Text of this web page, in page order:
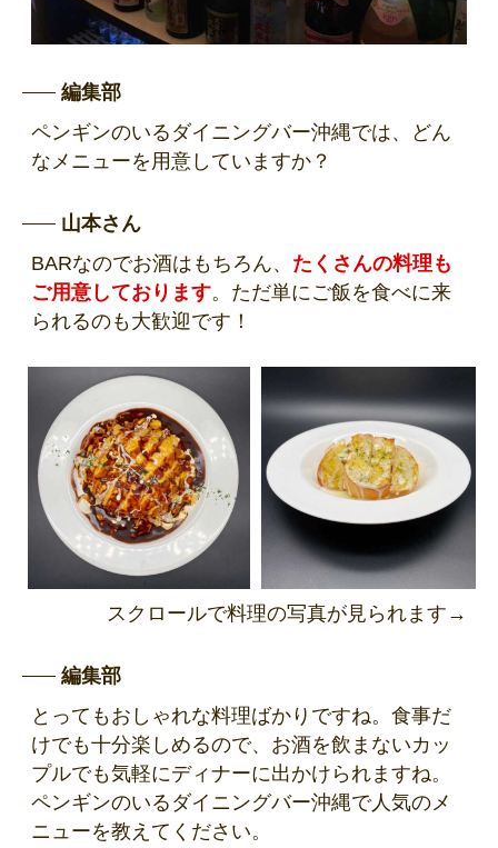
編集部
ペンギンのいるダイニングバー沖縄では、どん
なメニューを用意していますか？
山本さん
BARなのでお酒はもちろん、 たくさんの料理も
ご用意しております。ただ単にご飯を食べに来
られるのも大歓迎です！
スクロールで料理の写真が見られます→
編集部
とってもおしゃれな料理ばかりですね。食事だ
けでも十分楽しめるので、お酒を飲まないカッ
プルでも気軽にディナーに出かけられますね。
ペンギンのいるダイニングバー沖縄で人気のメ
ニューを教えてください。